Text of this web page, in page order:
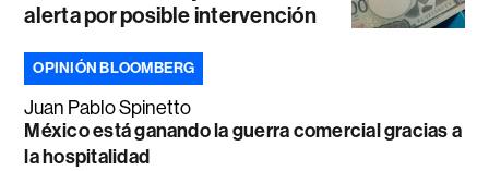
alerta por posible intervención
OPINIÓN BLOOMBERG
Juan Pablo Spinetto
México está ganando la guerra comercial gracias a
la hospitalidad